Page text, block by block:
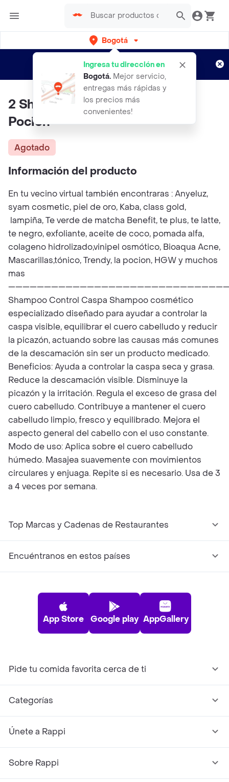
Bogotá
Ingresa tu dirección en
Bogotá. Mejor servicio,
entregas más rápidas y
los precios más
convenientes!
envíos gratis por semanas
Aplican TyC
2 Shampoo Control Caspa La
Pocion
Agotado
Información del producto
En tu vecino virtual también encontraras : Anyeluz,
syam cosmetic, piel de oro, Kaba, class gold,
lampiña, Te verde de matcha Benefit, te plus, te latte,
te negro, exfoliante, aceite de coco, pomada alfa,
colageno hidrolizado,vinipel osmótico, Bioaqua Acne,
Mascarillas,tónico, Trendy, la pocion, HGW y muchos
mas
Shampoo Control Caspa Shampoo cosmético
especializado diseñado para ayudar a controlar la
caspa visible, equilibrar el cuero cabelludo y reducir
la picazón, actuando sobre las causas más comunes
de la descamación sin ser un producto medicado.
Beneficios: Ayuda a controlar la caspa seca y grasa.
Reduce la descamación visible. Disminuye la
picazón y la irritación. Regula el exceso de grasa del
cuero cabelludo. Contribuye a mantener el cuero
cabelludo limpio, fresco y equilibrado. Mejora el
aspecto general del cabello con el uso constante.
Modo de uso: Aplica sobre el cuero cabelludo
húmedo. Masajea suavemente con movimientos
circulares y enjuaga. Repite si es necesario. Usa de 3
a 4 veces por semana.
Top Marcas y Cadenas de Restaurantes
Encuéntranos en estos países
App Store Google play AppGallery
Pide tu comida favorita cerca de ti
Categorías
Únete a Rappi
Sobre Rappi